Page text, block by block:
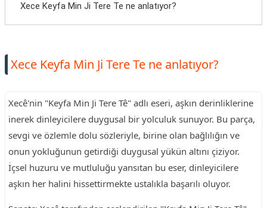
Xece Keyfa Min Ji Tere Te ne anlatıyor?
Xece Keyfa Min Ji Tere Te ne anlatıyor?
Xecê'nin "Keyfa Min Ji Tere Tê" adlı eseri, aşkın derinliklerine
inerek dinleyicilere duygusal bir yolculuk sunuyor. Bu parça,
sevgi ve özlemle dolu sözleriyle, birine olan bağlılığın ve
onun yokluğunun getirdiği duygusal yükün altını çiziyor.
İçsel huzuru ve mutluluğu yansıtan bu eser, dinleyicilere
aşkın her halini hissettirmekte ustalıkla başarılı oluyor.